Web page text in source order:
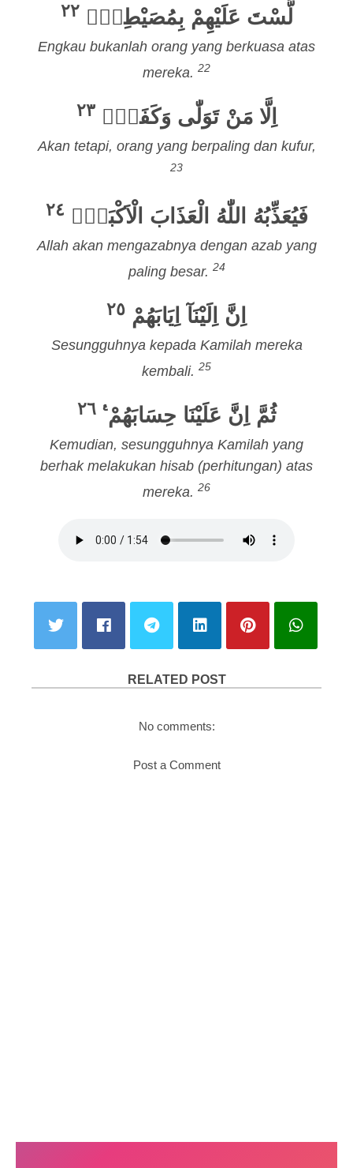
لَّسْتَ عَلَيْهِمْ بِمُصَيْطِرٍۙ ٢٢
Engkau bukanlah orang yang berkuasa atas
mereka. 22
اِلَّا مَنْ تَوَلّٰى وَكَفَرَۙ ٢٣
Akan tetapi, orang yang berpaling dan kufur,
23
فَيُعَذِّبُهُ اللّٰهُ الْعَذَابَ الْاَكْبَرَۗ ٢٤
Allah akan mengazabnya dengan azab yang
paling besar. 24
اِنَّ اِلَيْنَآ اِيَابَهُمْ ٢٥
Sesungguhnya kepada Kamilah mereka
kembali. 25
ثُمَّ اِنَّ عَلَيْنَا حِسَابَهُمْ ࣖ٢٦
Kemudian, sesungguhnya Kamilah yang
berhak melakukan hisab (perhitungan) atas
mereka. 26
RELATED POST
No comments:
Post a Comment